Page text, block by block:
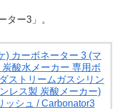
ター3」。
) カーボネーター 3 (マ
炭酸水メーカー 専用ボ
ストリームガスシリン
レス製 炭酸メーカー)
ッシュ / Carbonator3